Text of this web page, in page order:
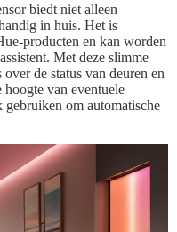
biedt niet alleen
in huis. Het is
producten en kan worden
Met deze slimme
de status van deuren en
van eventuele
gebruiken om automatische